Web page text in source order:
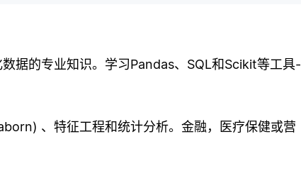
据的专业知识。学习Pandas、SQL和Scikit等工具-
、特征工程和统计分析。金融，医疗保健或营